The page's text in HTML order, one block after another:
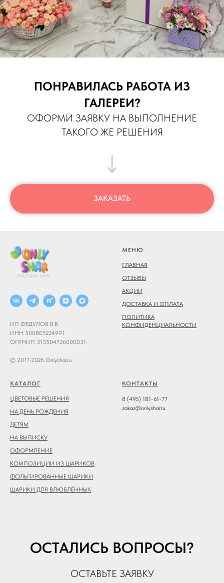
ПОНРАВИЛАСЬ РАБОТА ИЗ
ГАЛЕРЕИ?
ОФОРМИ ЗАЯВКУ НА ВЫПОЛНЕНИЕ
ТАКОГО ЖЕ РЕШЕНИЯ
ЗАКАЗАТЬ
ИП ФЕДУЛОВ В.В.
ИНН 500805224991
ОГРНИП 313504726000031
© 2017-2026 Onlyshar.ru
МЕНЮ
ГЛАВНАЯ
ОТЗЫВЫ
АКЦИИ
ДОСТАВКА И ОПЛАТА
ПОЛИТИКА
КОНФИДЕНЦИАЛЬНОСТИ
КАТАЛОГ
ЦВЕТОВЫЕ РЕШЕНИЯ
НА ДЕНЬ РОЖДЕНИЯ
ДЕТЯМ
НА ВЫПИСКУ
ОФОРМЛЕНИЕ
КОМПОЗИЦИИ ИЗ ШАРИКОВ
ФОЛЬГИРОВАННЫЕ ШАРИКИ
ШАРИКИ ДЛЯ ВЛЮБЛЁННЫХ
КОНТАКТЫ
8 (495) 181-61-77
zakaz@onlyshar.ru
ОСТАЛИСЬ ВОПРОСЫ?
ОСТАВЬТЕ ЗАЯВКУ